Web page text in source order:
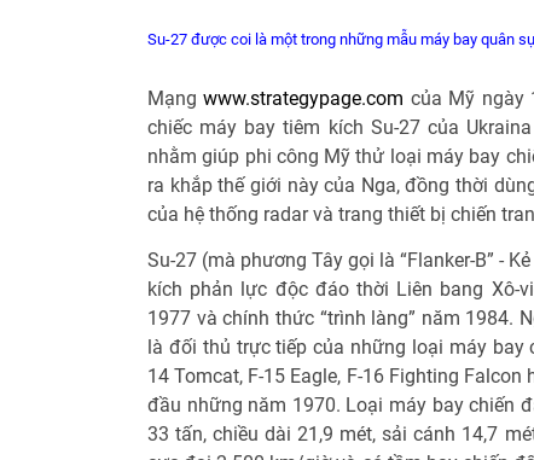
Su-27 được coi là một trong những mẫu máy bay quân
Mạngwww.strategypage.com của Mỹ ngày
chiếc máy bay tiêm kích Su-27 của
nhằm giúp phi công Mỹ thử loại máy bay
ra khắp thế giới này của Nga, đồng thời
của hệ thống radar và trang thiết bị chiến
Su-27 (mà phương Tây gọi là “Flanker-B” -
kích phản lực độc đáo thời Liên bang Xô-
1977 và chính thức “trình làng” năm 1984.
là đối thủ trực tiếp của những loại máy bay
14 Tomcat, F-15 Eagle, F-16 Fighting
đầu những năm 1970. Loại máy bay chiến
33 tấn, chiều dài 21,9 mét, sải cánh 14,7